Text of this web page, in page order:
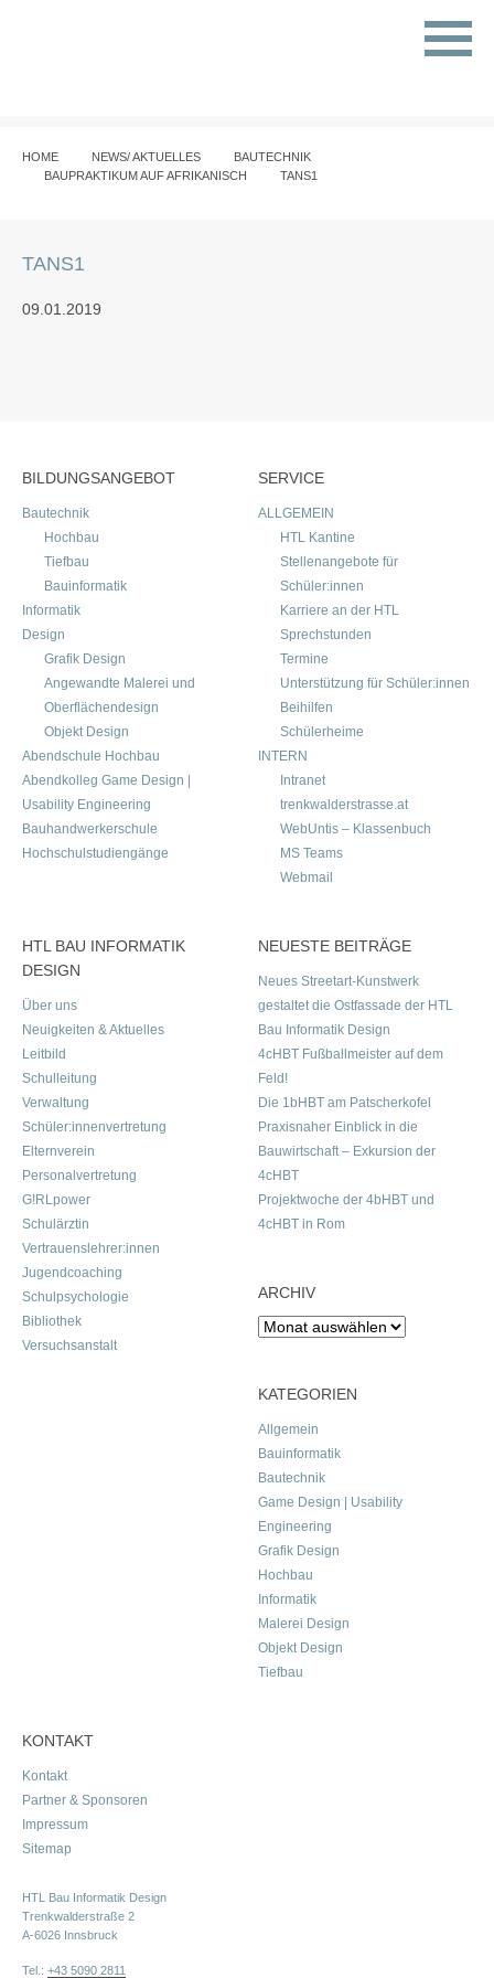
HOME NEWS/ AKTUELLES
BAUTECHNIK
BAUPRAKTIKUM AUF AFRIKANISCH
TANS1
TANS1
09.01.2019
BILDUNGSANGEBOT
Bautechnik
Hochbau
Tiefbau
Bauinformatik
Informatik
Design
Grafik Design
Angewandte Malerei und
Oberflächendesign
Objekt Design
Abendschule Hochbau
Abendkolleg Game Design |
Usability Engineering
Bauhandwerkerschule
Hochschulstudiengänge
SERVICE
ALLGEMEIN
HTL Kantine
Stellenangebote für
Schüler:innen
Karriere an der HTL
Sprechstunden
Termine
Unterstützung für Schüler:innen
Beihilfen
Schülerheime
INTERN
Intranet
trenkwalderstrasse.at
WebUntis – Klassenbuch
MS Teams
Webmail
HTL BAU INFORMATIK
DESIGN
Über uns
Neuigkeiten & Aktuelles
Leitbild
Schulleitung
Verwaltung
Schüler:innenvertretung
Elternverein
Personalvertretung
G!RLpower
Schulärztin
Vertrauenslehrer:innen
Jugendcoaching
Schulpsychologie
Bibliothek
Versuchsanstalt
NEUESTE BEITRÄGE
Neues Streetart-Kunstwerk
gestaltet die Ostfassade der HTL
Bau Informatik Design
4cHBT Fußballmeister auf dem
Feld!
Die 1bHBT am Patscherkofel
Praxisnaher Einblick in die
Bauwirtschaft – Exkursion der
4cHBT
Projektwoche der 4bHBT und
4cHBT in Rom
ARCHIV
Archiv
KATEGORIEN
Allgemein
Bauinformatik
Bautechnik
Game Design | Usability
Engineering
Grafik Design
Hochbau
Informatik
Malerei Design
Objekt Design
Tiefbau
KONTAKT
Kontakt
Partner & Sponsoren
Impressum
Sitemap
HTL Bau Informatik Design
Trenkwalderstraße 2
A-6026 Innsbruck
Tel.: +43 5090 2811